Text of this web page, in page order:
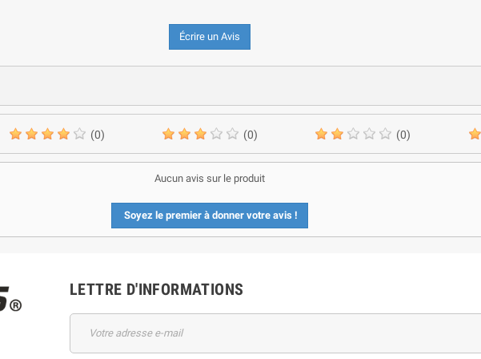
Écrire un Avis
(0) (0) (0)
Aucun avis sur le produit
Soyez le premier à donner votre avis !
LETTRE D'INFORMATIONS